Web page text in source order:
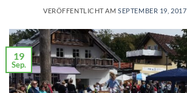
VERÖFFENTLICHT AMSEPTEMBER 19, 2017
19
Sep.